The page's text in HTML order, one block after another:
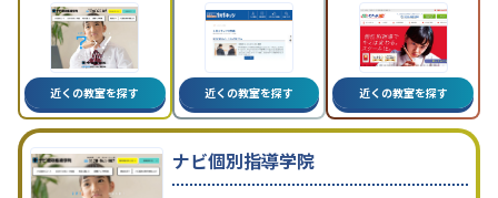
近くの教室を探す 近くの教室を探す 近くの教室を探す
ナビ個別指導学院